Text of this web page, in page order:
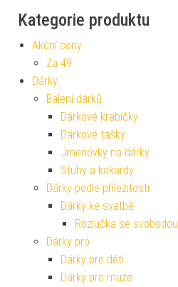
Kategorie produktu
Akční ceny
Za 49
Dárky
Balení dárků
Dárkové krabičky
Dárkové tašky
Jmenovky na dárky
Stuhy a kokardy
Dárky podle příležitosti
Dárky ke svatbě
Rozlučka se svobodou
Dárky pro
Dárky pro děti
Dárky pro muže